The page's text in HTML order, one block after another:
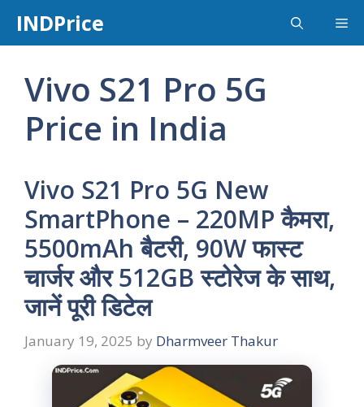
content
INDPrice
Vivo S21 Pro 5G
Price in India
Vivo S21 Pro 5G New
SmartPhone – 220MP कैमरा,
5500mAh बैटरी, 90W फास्ट
चार्जर और 512GB स्टोरेज के साथ,
जानें पूरी डिटेल
January 19, 2025 by Dharmveer Thakur